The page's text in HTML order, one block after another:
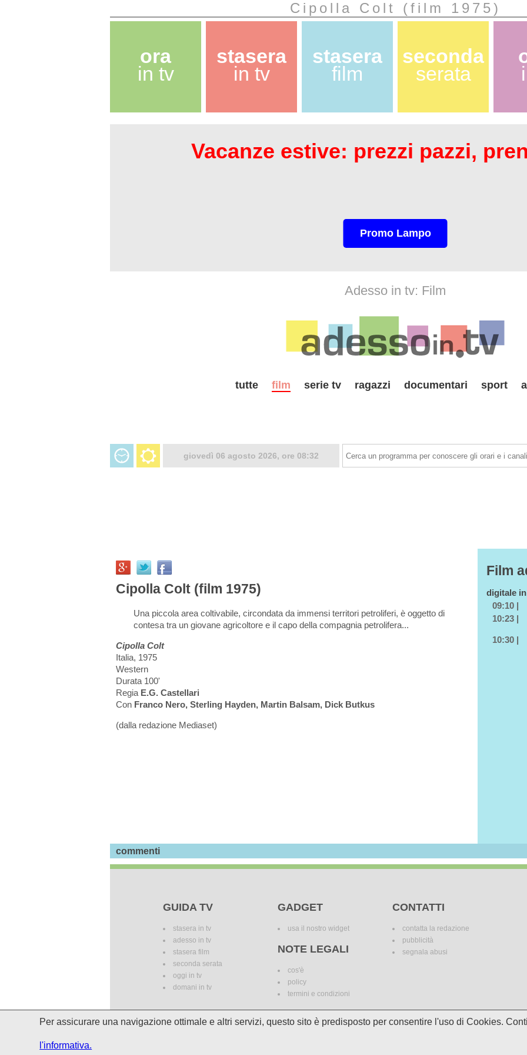
Cipolla Colt (film 1975)
ora
in tv
stasera
in tv
stasera
film
seconda
serata
Vacanze estive: prezzi pazzi,
Promo Lampo
Adesso in tv: Film
tutte film serie tv ragazzi documentari sport
giovedì 06 agosto 2026, ore 08:32
Cipolla Colt (film 1975)
Una piccola area coltivabile, circondata da immensi territori petroliferi, è oggetto di
contesa tra un giovane agricoltore e il capo della compagnia petrolifera...
Cipolla Colt
Italia, 1975
Western
Durata 100'
Regia E.G. Castellari
Con Franco Nero, Sterling Hayden, Martin Balsam, Dick Butkus
(dalla redazione Mediaset)
Film
digitale
09:10 |
10:23 |
10:30 |
commenti
GUIDA TV
stasera in tv
adesso in tv
stasera film
seconda serata
oggi in tv
domani in tv
GADGET
usa il nostro widget
NOTE LEGALI
cos'è
policy
termini e condizioni
CONTATTI
contatta la redazione
pubblicità
segnala abusi
I palinsesti potrebbero subire delle variazioni. I marchi dei canali televisivi appartengono ai legittimi proprietari. Le
incomplete e/o errate.
Per assicurare una navigazione ottimale e altri servizi, questo sito è predisposto per consentire l'uso di Cookies.
l'informativa.